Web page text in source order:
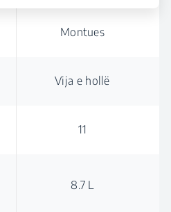
Montues
Vija e hollë
11
8.7 L